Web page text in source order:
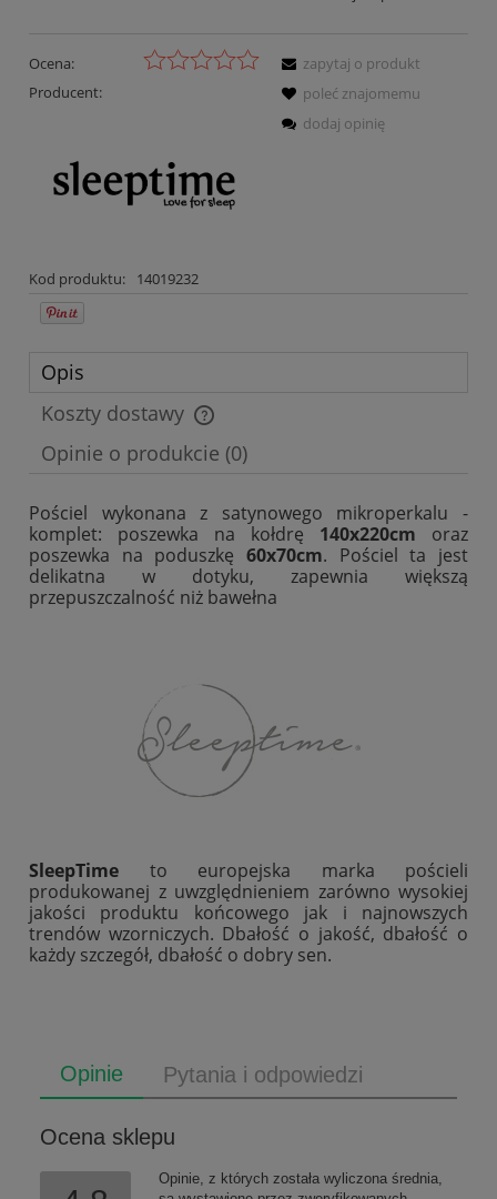
Ocena:
Producent:
Kod produktu: 14019232
zapytaj o produkt
poleć znajomemu
dodaj opinię
Opis
Koszty dostawy
Cena nie zawiera ewentualnych kosztów płatności
Opinie o produkcie (0)
Pościel wykonana z satynowego mikroperkalu -
komplet: poszewka na kołdrę 140x220cm oraz
poszewka na poduszkę 60x70cm. Pościel ta jest
delikatna w dotyku, zapewnia większą
przepuszczalność niż bawełna
SleepTime to europejska marka pościeli
produkowanej z uwzględnieniem zarówno wysokiej
jakości produktu końcowego jak i najnowszych
trendów wzorniczych. Dbałość o jakość, dbałość o
każdy szczegół, dbałość o dobry sen.
Opinie Pytania i odpowiedzi
Ocena sklepu
Opinie, z których została wyliczona średnia,